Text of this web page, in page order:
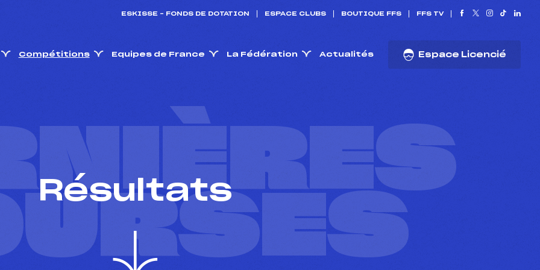
ESKISSE – FONDS DE DOTATION ESPACE CLUBS BOUTIQUE FFS FFS TV
Compétitions Equipes de France La Fédération Actualités Espace Licencié
Résultats